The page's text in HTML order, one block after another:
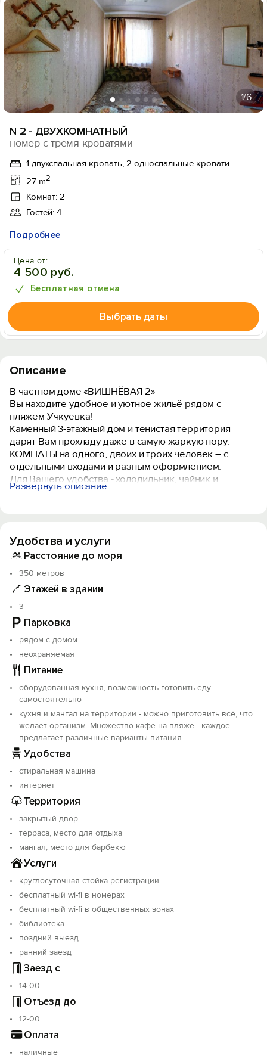
1/6
N 2 - ДВУХКОМНАТНЫЙ
номер с тремя кроватями
1 двухспальная кровать, 2 односпальные кровати
27 m2
Комнат: 2
Гостей: 4
Подробнее
Цена от:
4 500 руб.
Бесплатная отмена
Выбрать даты
Описание
В частном доме «ВИШНЁВАЯ 2»
Вы находите удобное и уютное жильё рядом с
пляжем Учкуевка!
Каменный 3-этажный дом и тенистая территория
дарят Вам прохладу даже в самую жаркую пору.
КОМНАТЫ на одного, двоих и троих человек – с
отдельными входами и разным оформлением.
Для Вашего удобства - холодильник, чайник и
телевизор, работают во всех номерах.
вентилируют.
Для каждой комнаты - своё место на свежем воздухе,
Зелень и цветы дарят наслаждение вечерней
прохладой тенистого дворика.
Двухкомнатный номер на втором этаже –
апартаменты для четверых, с кухней – столовой на
светлой веранде с балконом и прекрасным видом на
зелень парка.
Cовременная мебель даёт Вам отдых после
длительной экскурсии или долгого лежания на пляже
Санузлы - горячая вода круглосуточно.
Кухня на территории - газовая плита, чайник,
необходимая посуда и столовые приборы,
микроволновая печь, тостер и бутербродница.
Вопросы и пожелания - по телефону, электронной
почте, Viber, WhatsApp, Telegram, Одноклассники,
вКонтакте.
Развернуть описание
Удобства и услуги
Расстояние до моря
350 метров
Этажей в здании
3
Парковка
рядом с домом
неохраняемая
Питание
оборудованная кухня, возможность готовить еду
самостоятельно
кухня и мангал на территории - можно приготовить всё, что
желает организм. Множество кафе на пляже - каждое
предлагает различные варианты питания.
Удобства
стиральная машина
интернет
Территория
закрытый двор
терраса, место для отдыха
мангал, место для барбекю
Услуги
круглосуточная стойка регистрации
бесплатный wi-fi в номерах
бесплатный wi-fi в общественных зонах
библиотека
поздний выезд
ранний заезд
Заезд с
14-00
Отъезд до
12-00
Оплата
наличные